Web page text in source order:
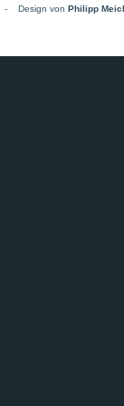
- Design von Philipp